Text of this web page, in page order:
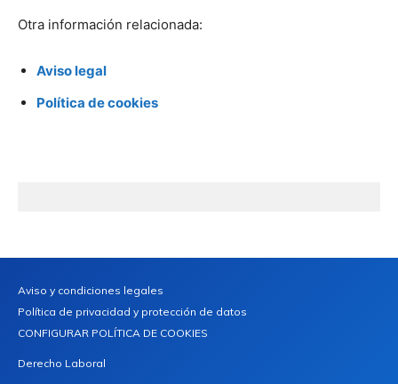
Otra información relacionada:
Aviso legal
Política de cookies
Aviso y condiciones legales
Política de privacidad y protección de datos
CONFIGURAR POLÍTICA DE COOKIES
Derecho Laboral